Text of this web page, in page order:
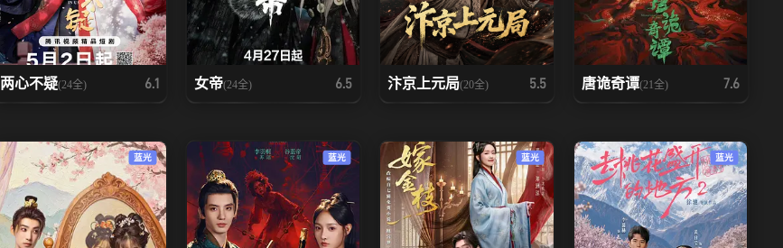
两心不疑(24全) 6.1 女帝(24全) 6.5 汴京上元局(20全) 5.5 唐诡奇谭(21全) 7.6
蓝光 蓝光 蓝光 蓝光